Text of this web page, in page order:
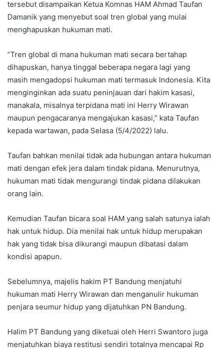
tersebut disampaikan Ketua Komnas HAM Ahmad Taufan
Damanik yang menyebut soal tren global yang mulai
menghapuskan hukuman mati.
“Tren global di mana hukuman mati secara bertahap
dihapuskan, hanya tinggal beberapa negara lagi yang
masih mengadopsi hukuman mati termasuk Indonesia. Kita
menginginkan ada suatu peninjauan dari hakim kasasi,
manakala, misalnya terpidana mati ini Herry Wirawan
maupun pengacaranya mengajukan kasasi,” kata Taufan
kepada wartawan, pada Selasa (5/4/2022) lalu.
Taufan bahkan menilai tidak ada hubungan antara hukuman
mati dengan efek jera dalam tindak pidana. Menurutnya,
hukuman mati tidak mengurangi tindak pidana dilakukan
orang lain.
Kemudian Taufan bicara soal HAM yang salah satunya ialah
hak untuk hidup. Dia menilai hak untuk hidup merupakan
hak yang tidak bisa dikurangi maupun dibatasi dalam
kondisi apapun.
Sebelumnya, majelis hakim PT Bandung menjatuhi
hukuman mati Herry Wirawan dan menganulir hukuman
penjara seumur hidup yang dijatuhkan PN Bandung.
Halim PT Bandung yang diketuai oleh Herri Swantoro juga
menjatuhkan biaya restitusi sendiri totalnya mencapai Rp